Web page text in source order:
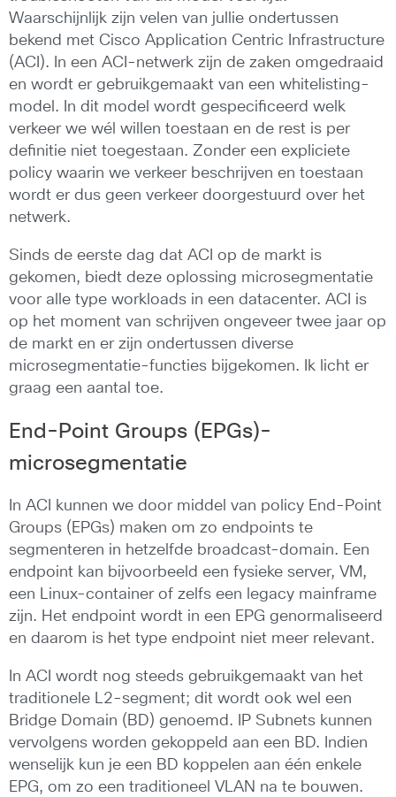
Waarschijnlijk zijn velen van jullie ondertussen
bekend met Cisco Application Centric Infrastructure
(ACI). In een ACI-netwerk zijn de zaken omgedraaid
en wordt er gebruikgemaakt van een whitelisting-
model. In dit model wordt gespecificeerd welk
verkeer we wél willen toestaan en de rest is per
definitie niet toegestaan. Zonder een expliciete
policy waarin we verkeer beschrijven en toestaan
wordt er dus geen verkeer doorgestuurd over het
netwerk.
Sinds de eerste dag dat ACI op de markt is
gekomen, biedt deze oplossing microsegmentatie
voor alle type workloads in een datacenter. ACI is
op het moment van schrijven ongeveer twee jaar op
de markt en er zijn ondertussen diverse
microsegmentatie-functies bijgekomen. Ik licht er
graag een aantal toe.
End-Point Groups (EPGs)-
microsegmentatie
In ACI kunnen we door middel van policy End-Point
Groups (EPGs) maken om zo endpoints te
segmenteren in hetzelfde broadcast-domain. Een
endpoint kan bijvoorbeeld een fysieke server, VM,
een Linux-container of zelfs een legacy mainframe
zijn. Het endpoint wordt in een EPG genormaliseerd
en daarom is het type endpoint niet meer relevant.
In ACI wordt nog steeds gebruikgemaakt van het
traditionele L2-segment; dit wordt ook wel een
Bridge Domain (BD) genoemd. IP Subnets kunnen
vervolgens worden gekoppeld aan een BD. Indien
wenselijk kun je een BD koppelen aan één enkele
EPG, om zo een traditioneel VLAN na te bouwen.